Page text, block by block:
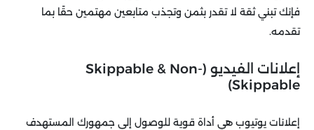
فإنك تبني ثقة لا تقدر بثمن وتجذب متابعين مهتمين حقًا بما
تقدمه.
إعلانات الفيديو (Skippable & Non-
Skippable)
إعلانات يوتيوب هي أداة قوية للوصول إلى جمهورك المستهدف